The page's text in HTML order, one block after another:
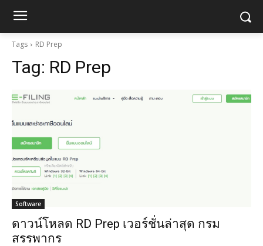
Tags RD Prep
Tag: RD Prep
Software
ดาวน์โหลด RD Prep เวอร์ชั่นล่าสุด กรม
สรรพากร